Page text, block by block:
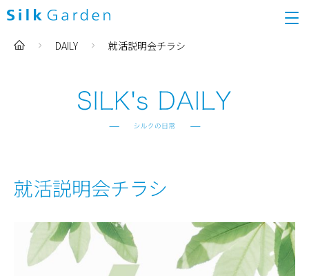
DAILY 就活説明会チラシ
就活説明会チラシ